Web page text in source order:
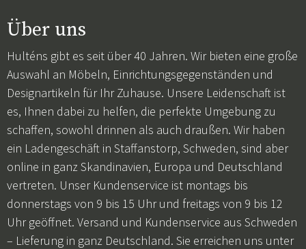
Über uns
Hulténs gibt es seit über 40 Jahren. Wir bieten eine große
Auswahl an Möbeln, Einrichtungsgegenständen und
Designartikeln für Ihr Zuhause. Unsere Leidenschaft ist
es, Ihnen dabei zu helfen, die perfekte Umgebung zu
schaffen, sowohl drinnen als auch draußen. Wir haben
ein Ladengeschäft in Staffanstorp, Schweden, sind aber
online in ganz Skandinavien, Europa und Deutschland
vertreten. Unser Kundenservice ist montags bis
donnerstags von 9 bis 15 Uhr und freitags von 9 bis 12
Uhr geöffnet. Versand und Kundenservice aus Schweden
– Lieferung in ganz Deutschland. Sie erreichen uns unter